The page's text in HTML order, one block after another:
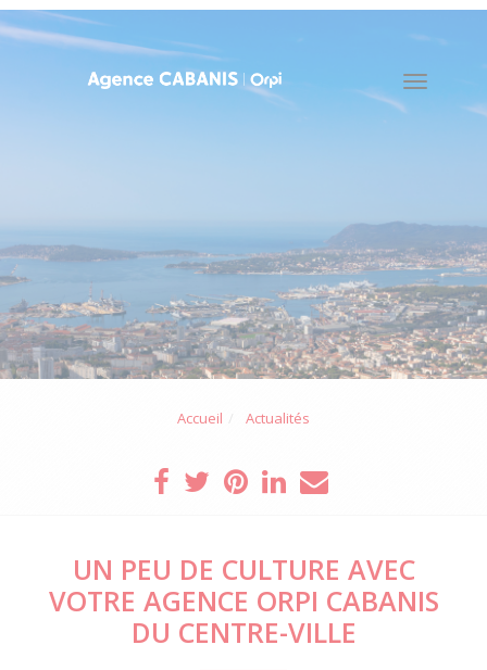
Toggle
Accueil Actualités
UN PEU DE CULTURE AVEC
VOTRE AGENCE ORPI CABANIS
DU CENTRE-VILLE